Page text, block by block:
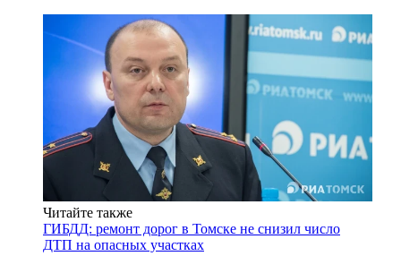
Читайте также
ГИБДД: ремонт дорог в Томске не снизил число
ДТП на опасных участках